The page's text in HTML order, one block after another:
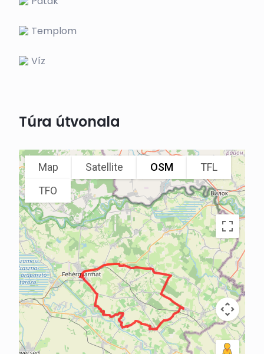
Templom
Víz
Túra útvonala
Map Satellite OSM
TFL
TFO